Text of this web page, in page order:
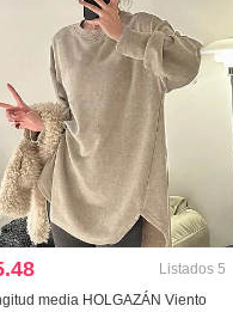
Listados 5
media HOLGAZÁN Viento